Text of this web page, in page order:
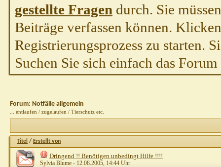
gestellte Fragen durch. Sie
Beiträge verfassen können.
Registrierungsprozess zu starten.
Suchen Sie sich einfach das
Forum: Notfälle allgemein
... entlaufen / zugelaufen / Tierschutz etc.
Titel / Erstellt von
Dringend !! Benötigen unbedingt Hilfe !!!!
Sylvia Blume - 12.08.2005, 14:44 Uhr